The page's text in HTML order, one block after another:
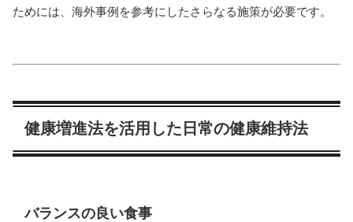
ためには、海外事例を参考にしたさらなる施策が必要です。
健康増進法を活用した日常の健康維持法
バランスの良い食事